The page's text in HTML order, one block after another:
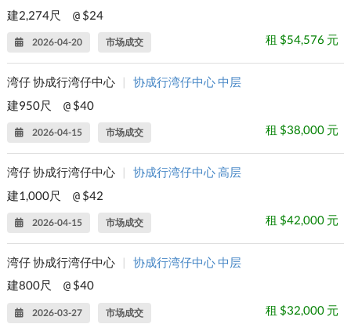
建2,274尺
@ $24
2026-04-20 市场成交 租 $54,576 元
湾仔 协成行湾仔中心
协成行湾仔中心 中层
建950尺
@ $40
2026-04-15 市场成交 租 $38,000 元
湾仔 协成行湾仔中心 |
协成行湾仔中心 高层
建1,000尺
@ $42
2026-04-15 市场成交 租 $42,000 元
湾仔 协成行湾仔中心 |
协成行湾仔中心 中层
建800尺
@ $40
2026-03-27 市场成交 租 $32,000 元